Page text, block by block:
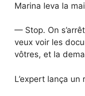
Marina leva la
— Stop. On
veux voir les
vôtres, et la
L’expert lança